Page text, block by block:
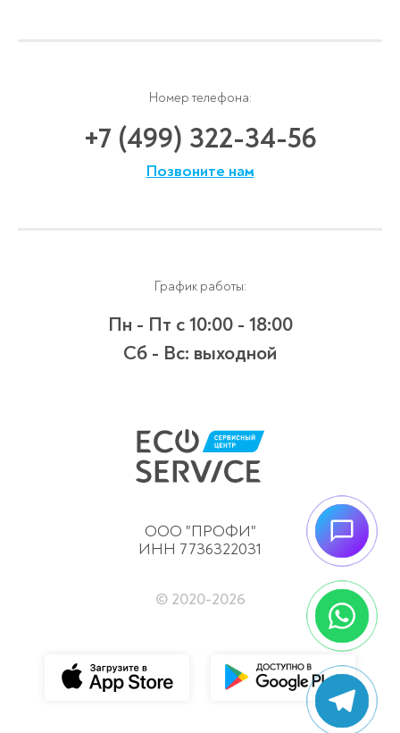
Номер телефона:
+7 (499) 322-34-56
Позвоните нам
График работы:
Пн - Пт с 10:00 - 18:00
Сб - Вс: выходной
ООО "ПРОФИ"
ИНН 7736322031
© 2020-2026